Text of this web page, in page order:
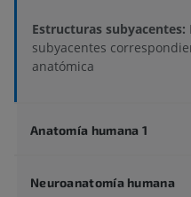
Estructuras subyacentes:
subyacentes
anatómica
Anatomía humana 1
Neuroanatomía humana